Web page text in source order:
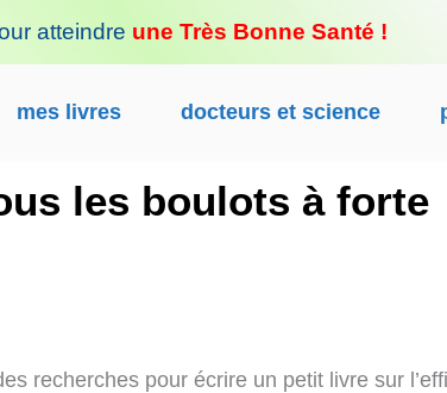
atteindre une Très Bonne Santé !
mes livres docteurs et science
les boulots à forte
recherches pour écrire un petit livre sur